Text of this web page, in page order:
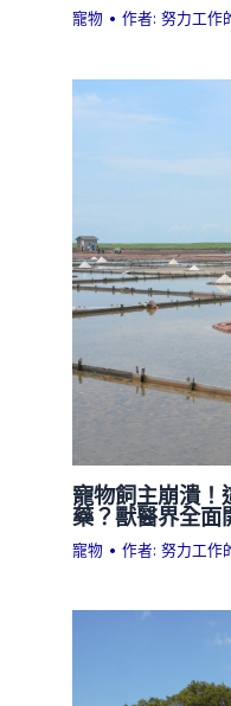
寵物 • 作者:努力工作
寵物飼主崩潰！
藥？獸醫界全面
寵物 • 作者:努力工作